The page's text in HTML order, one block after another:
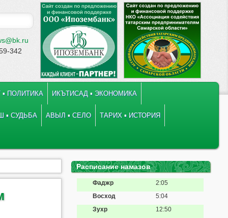
342
ПОЛИТИКА ИКЪТИСАД ▪ ЭКОНОМИКА
▪ СУДЬБА АВЫЛ ▪ СЕЛО ТАРИХ ▪ ИСТОРИЯ
Расписание намазов
Фаджр
2:05
Восход
5:04
Зухр
12:50